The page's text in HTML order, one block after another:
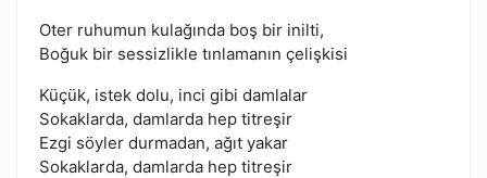
Oter ruhumun kulağında boş bir inilti,
Boğuk bir sessizlikle tınlamanın çelişkisi
Küçük, istek dolu, inci gibi damlalar
Sokaklarda, damlarda hep titreşir
Ezgi söyler durmadan, ağıt yakar
Sokaklarda, damlarda hep titreşir